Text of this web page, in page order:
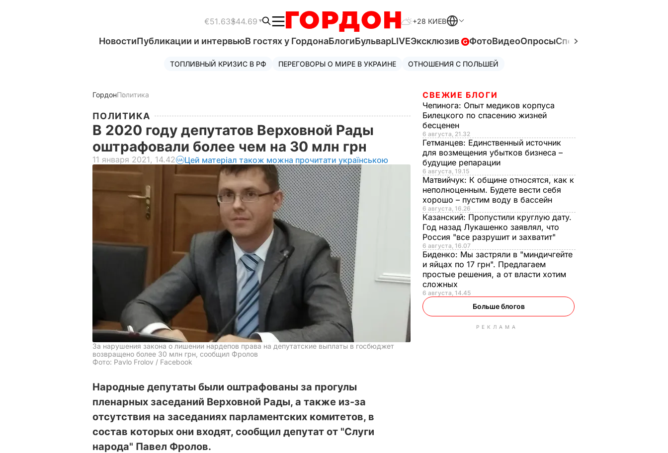
€51.63$44.69 +28 КИЕВ
НовостиПубликации и интервьюВ гостях у ГордонаБлогиБульварLIVEЭксклюзив ФотоВидеоОпросыСпецпроекты
ТОПЛИВНЫЙ КРИЗИС В РФ ПЕРЕГОВОРЫ О МИРЕ В УКРАИНЕ ОТНОШЕНИЯ С ПОЛЬШЕЙ
ГордонПолитика
ПОЛИТИКА
В 2020 году депутатов Верховной Рады
оштрафовали более чем на 30 млн грн
11 января 2021, 14.42 Цей матеріал також можна прочитати українською
За нарушения закона о лишении нардепов права на депутатские выплаты в госбюджет
возвращено более 30 млн грн, сообщил Фролов
Фото: Pavlo Frolov / Facebook
Народные депутаты были оштрафованы за прогулы
пленарных заседаний Верховной Рады, а также из-за
отсутствия на заседаниях парламентских комитетов, в
состав которых они входят, сообщил депутат от "Слуги
народа" Павел Фролов.
СВЕЖИЕ БЛОГИ
Чепинога: Опыт медиков корпуса
Билецкого по спасению жизней
бесценен
6 августа, 21.32
Гетманцев: Единственный источник
для возмещения убытков бизнеса –
будущие репарации
6 августа, 19.15
Матвийчук: К общине относятся, как к
неполноценным. Будете вести себя
хорошо – пустим воду в бассейн
6 августа, 16.26
Казанский: Пропустили круглую дату.
Год назад Лукашенко заявлял, что
Россия "все разрушит и захватит"
6 августа, 16.07
Биденко: Мы застряли в "миндичгейте
и яйцах по 17 грн". Предлагаем
простые решения, а от власти хотим
сложных
6 августа, 14.45
Больше блогов
РЕКЛАМА